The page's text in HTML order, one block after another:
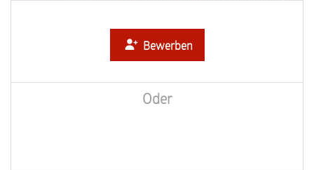
Bewerben
Oder